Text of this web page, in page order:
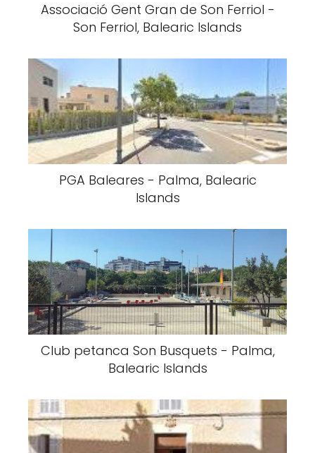
Associació Gent Gran de Son Ferriol -
Son Ferriol, Balearic Islands
PGA Baleares - Palma, Balearic
Islands
Club petanca Son Busquets - Palma,
Balearic Islands